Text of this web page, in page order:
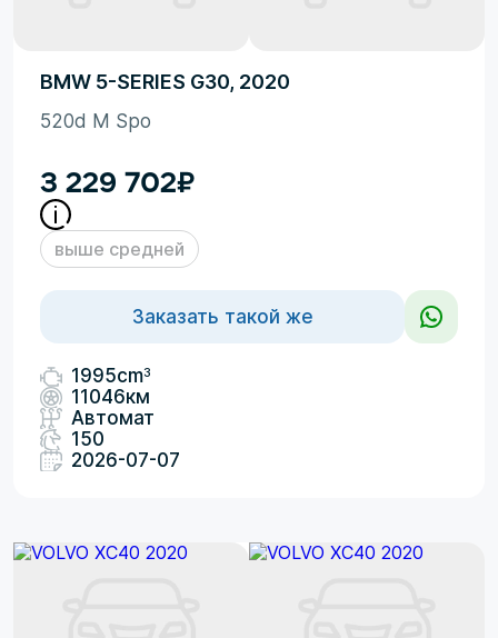
BMW 5-SERIES G30, 2020
520d M Spo
3 229 702₽
выше средней
Заказать такой же
1995cm3
11046км
Автомат
150
2026-07-07